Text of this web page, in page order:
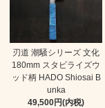
刃道 潮騒シリーズ 文化
180mm スタビライズウ
ッド柄 HADO Shiosai B
unka
49,500円(内税)